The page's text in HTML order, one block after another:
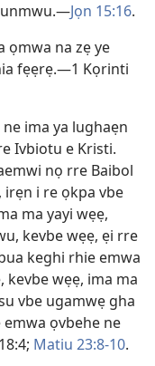
Jọn 15:16.
ọmwa na zẹ ye
fẹẹrẹ.—1 Kọrinti
ima ya lughaẹn
Ivbiotu e Kristi.
nọ rre Baibol
irẹn i re ọkpa vbe
ma yayi wẹẹ,
kevbe wẹẹ, ẹi rre
keghi rhie emwa
wẹẹ, ima ma
vbe ugamwẹ gha
ọvbehe ne
Matiu 23:8-10.